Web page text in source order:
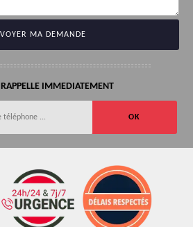
IMMEDIATEMENT